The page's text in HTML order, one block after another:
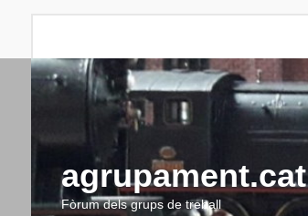
agrupament.cat
Fòrum dels grups de treball